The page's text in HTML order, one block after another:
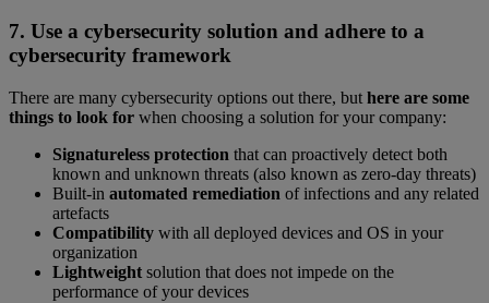
7. Use a cybersecurity solution and adhere to a
cybersecurity framework
There are many cybersecurity options out there, but here are some
things to look for when choosing a solution for your company:
Signatureless protection that can proactively detect both
known and unknown threats (also known as zero-day threats)
Built-in automated remediation of infections and any related
artefacts
Compatibility with all deployed devices and OS in your
organization
Lightweight solution that does not impede on the
performance of your devices